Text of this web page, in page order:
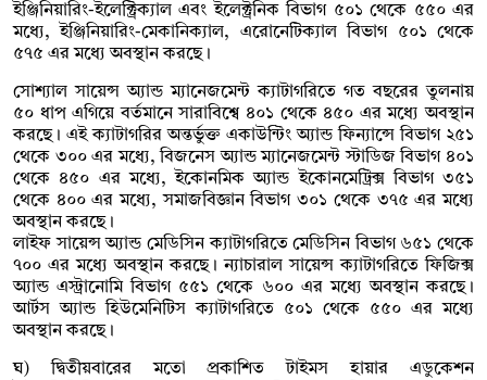
ইঞ্জিনিয়ারিং-ইলেক্ট্রিক্যাল এবং ইলেক্ট্রনিক বিভাগ ৫০১ থেকে ৫৫০ এর
মধ্যে, ইঞ্জিনিয়ারিং-মেকানিক্যাল, এরোনেটিক্যাল বিভাগ ৫০১ থেকে
৫৭৫ এর মধ্যে অবস্থান করছে।
সোশ্যাল সায়েন্স অ্যান্ড ম্যানেজমেন্ট ক্যাটাগরিতে গত বছরের তুলনায়
৫০ ধাপ এগিয়ে বর্তমানে সারাবিশ্বে ৪০১ থেকে ৪৫০ এর মধ্যে অবস্থান
করছে। এই ক্যাটাগরির অন্তর্ভুক্ত একাউন্টিং অ্যান্ড ফিন্যান্সে বিভাগ ২৫১
থেকে ৩০০ এর মধ্যে, বিজনেস অ্যান্ড ম্যানেজমেন্ট স্টাডিজ বিভাগ ৪০১
থেকে ৪৫০ এর মধ্যে, ইকোনমিক অ্যান্ড ইকোনমেট্রিক্স বিভাগ ৩৫১
থেকে ৪০০ এর মধ্যে, সমাজবিজ্ঞান বিভাগ ৩০১ থেকে ৩৭৫ এর মধ্যে
অবস্থান করছে।
লাইফ সায়েন্স অ্যান্ড মেডিসিন ক্যাটাগরিতে মেডিসিন বিভাগ ৬৫১ থেকে
৭০০ এর মধ্যে অবস্থান করছে। ন্যাচারাল সায়েন্স ক্যাটাগরিতে ফিজিক্স
অ্যান্ড এস্ট্রানোমি বিভাগ ৫৫১ থেকে ৬০০ এর মধ্যে অবস্থান করছে।
আর্টস অ্যান্ড হিউমেনিটিস ক্যাটাগরিতে ৫০১ থেকে ৫৫০ এর মধ্যে
অবস্থান করছে।
ঘ) দ্বিতীয়বারের মতো প্রকাশিত টাইমস হায়ার এডুকেশন